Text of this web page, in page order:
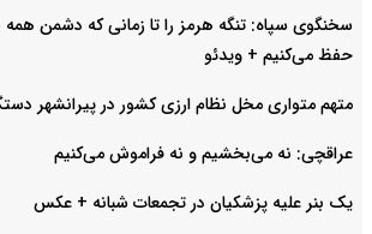
سخنگوی سپاه: تنگه هرمز را تا زمانی که دشمن همه
حفظ می‌کنیم + ویدئو
متهم متواری مخل نظام ارزی کشور در پیرانشهر
عراقچی: نه می‌بخشیم و نه فراموش می‌کنیم
یک بنر علیه پزشکیان در تجمعات شبانه +‌ عکس